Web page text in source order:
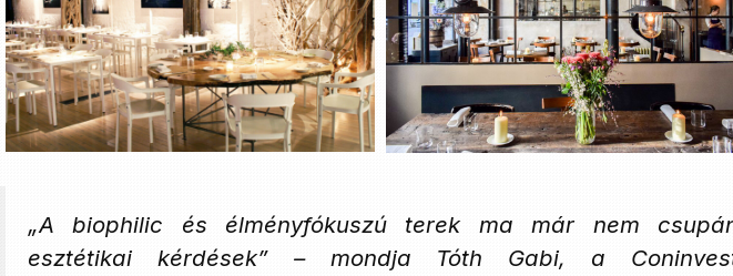
„A biophilic és élményfókuszú terek ma már nem
esztétikai kérdések” – mondja Tóth Gabi, a